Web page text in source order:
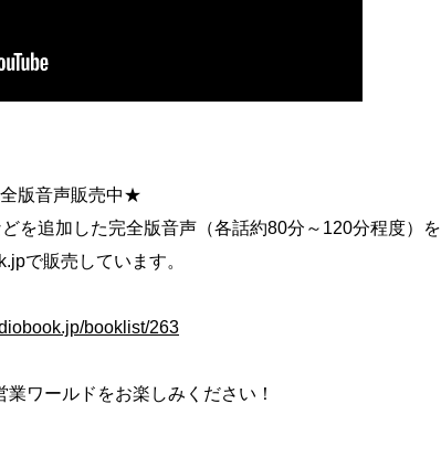
版音声販売中★
を追加した完全版音声（各話約80分～120分程度）を
で販売しています。
booklist/263
業ワールドをお楽しみください！